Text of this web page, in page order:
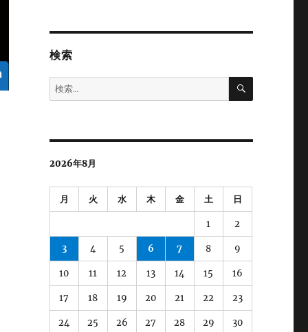
検索
検
索:
検
2026年8月
月 火 水 木 金 土 日
1 2
3 4 5 6 7 8 9
10 11 12 13 14 15 16
17 18 19 20 21 22 23
24 25 26 27 28 29 30